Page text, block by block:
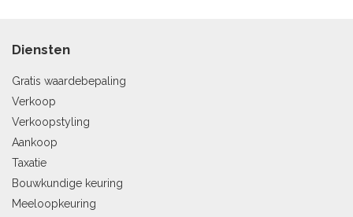
Diensten
Gratis waardebepaling
Verkoop
Verkoopstyling
Aankoop
Taxatie
Bouwkundige keuring
Meeloopkeuring